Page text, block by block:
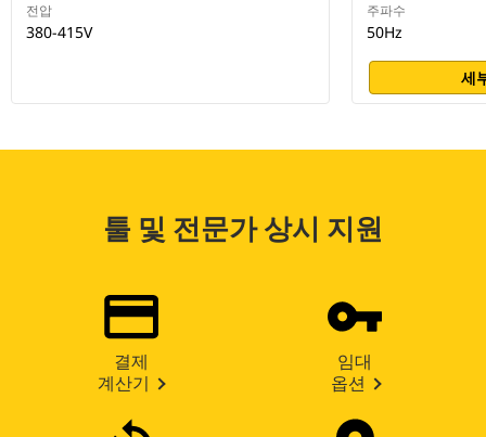
전압
380-415V
주파수
50Hz
세
툴 및 전문가 상시 지원
결제
계산기
임대
옵션